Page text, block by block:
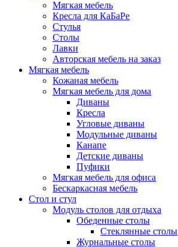
Мягкая мебель
Кресла для КаБаРе
Стулья
Столы
Лавки
Авторская мебель на заказ
Мягкая мебель
Кожаная мебель
Мягкая мебель для дома
Диваны
Кресла
Угловые диваны
Модульные диваны
Канапе
Детские диваны
Пуфики
Мягкая мебель для офиса
Бескаркасная мебель
Стол и стул
Модуль столов для отдыха
Обеденные столы
Стеклянные столы
Журнальные столы